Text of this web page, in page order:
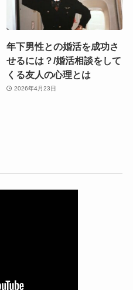
年下男性との婚活を成功さ
せるには？/婚活相談をして
くる友人の心理とは
2026年4月23日